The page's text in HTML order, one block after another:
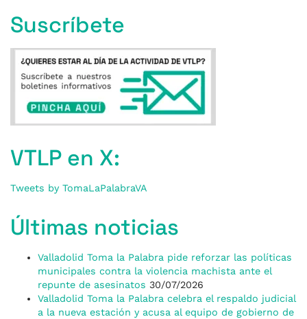
Suscríbete
VTLP en X:
Tweets by TomaLaPalabraVA
Últimas noticias
Valladolid Toma la Palabra pide reforzar las políticas
municipales contra la violencia machista ante el
repunte de asesinatos 30/07/2026
Valladolid Toma la Palabra celebra el respaldo judicial
a la nueva estación y acusa al equipo de gobierno de